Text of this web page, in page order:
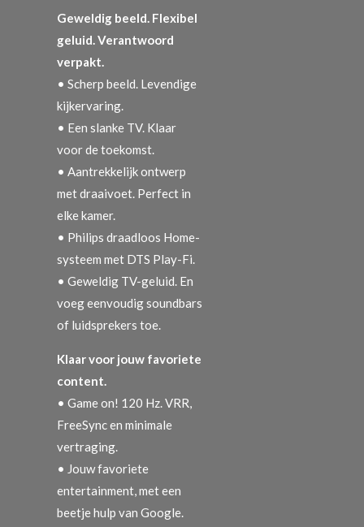
Geweldig beeld. Flexibel
geluid. Verantwoord
verpakt.
• Scherp beeld. Levendige
kijkervaring.
• Een slanke TV. Klaar
voor de toekomst.
• Aantrekkelijk ontwerp
met draaivoet. Perfect in
elke kamer.
• Philips draadloos Home-
systeem met DTS Play-Fi.
• Geweldig TV-geluid. En
voeg eenvoudig soundbars
of luidsprekers toe.
Klaar voor jouw favoriete
content.
• Game on! 120 Hz. VRR,
FreeSync en minimale
vertraging.
• Jouw favoriete
entertainment, met een
beetje hulp van Google.